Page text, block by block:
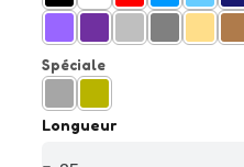
Spéciale
Longueur